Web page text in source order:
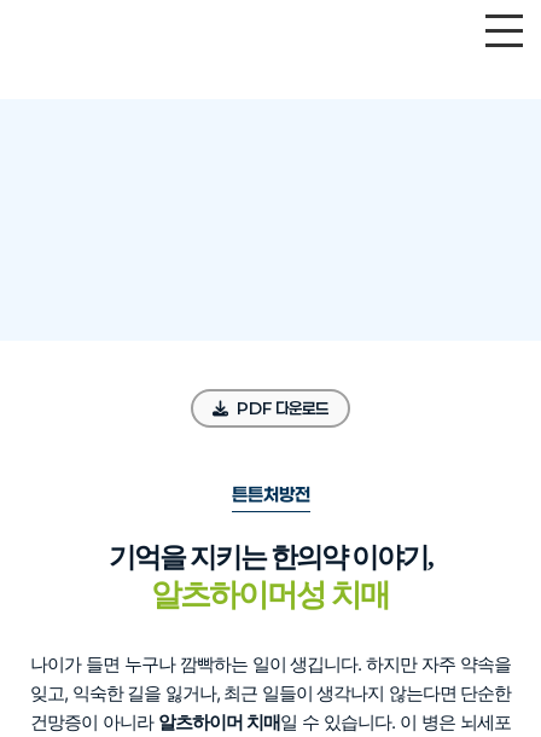
PDF 다운로드
튼튼처방전
기억을 지키는 한의약 이야기,
알츠하이머성 치매
나이가 들면 누구나 깜빡하는 일이 생깁니다. 하지만 자주 약속을
잊고, 익숙한 길을 잃거나, 최근 일들이 생각나지 않는다면 단순한
건망증이 아니라 알츠하이머 치매일 수 있습니다. 이 병은 뇌세포